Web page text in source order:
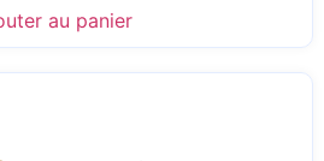
au panier